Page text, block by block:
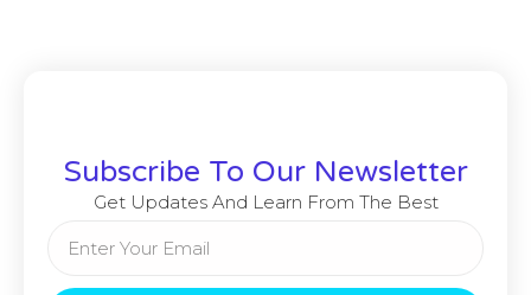
Subscribe To Our Newsletter
Get Updates And Learn From The Best